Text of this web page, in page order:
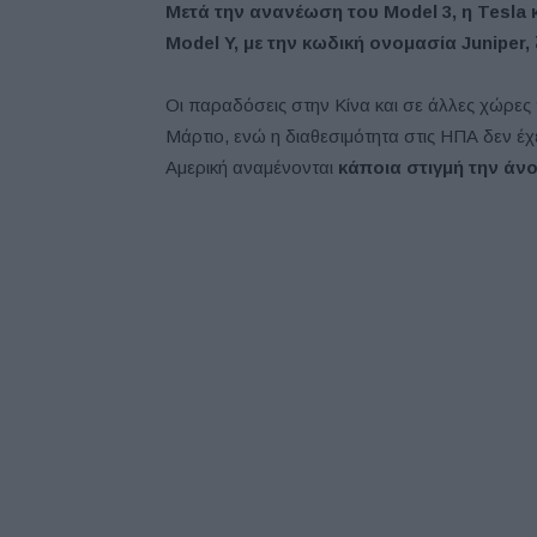
Μετά την ανανέωση του Model 3, η Tesla
Model Y, με την κωδική ονομασία Juniper,
Οι παραδόσεις στην Κίνα και σε άλλες χώρες
Μάρτιο, ενώ η διαθεσιμότητα στις ΗΠΑ δεν
Αμερική αναμένονται κάποια στιγμή την